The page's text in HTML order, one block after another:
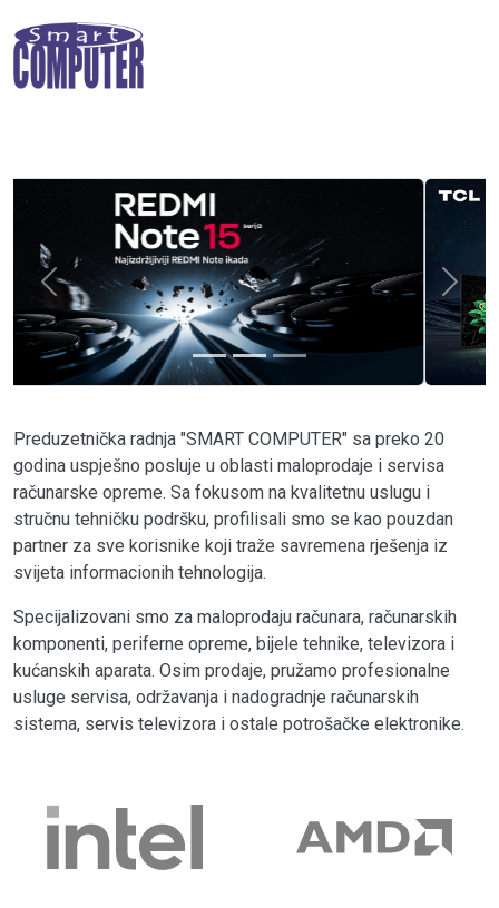
Previous Next
Preduzetnička radnja "SMART COMPUTER" sa preko 20
godina uspješno posluje u oblasti maloprodaje i servisa
računarske opreme. Sa fokusom na kvalitetnu uslugu i
stručnu tehničku podršku, profilisali smo se kao pouzdan
partner za sve korisnike koji traže savremena rješenja iz
svijeta informacionih tehnologija.
Specijalizovani smo za maloprodaju računara, računarskih
komponenti, periferne opreme, bijele tehnike, televizora i
kućanskih aparata. Osim prodaje, pružamo profesionalne
usluge servisa, održavanja i nadogradnje računarskih
sistema, servis televizora i ostale potrošačke elektronike.